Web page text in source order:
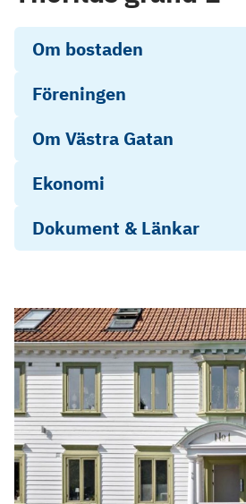
Om bostaden
Föreningen
Om Västra Gatan
Ekonomi
Dokument & Länkar
Objektsbeskrivning